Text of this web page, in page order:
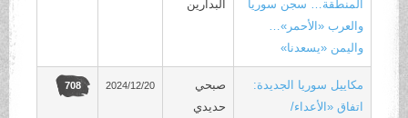
المنطقة… سجن سوريا
والعرب «الأحمر»…
واليمن «يسعدنا»
البدارين
مكاييل سوريا الجديدة:
اتفاق «الأعداء/
صبحي
حديدي
2024/12/20
708